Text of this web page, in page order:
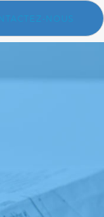
NOUS